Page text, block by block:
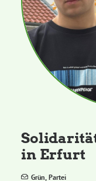
in Erfurt
Grün,Partei